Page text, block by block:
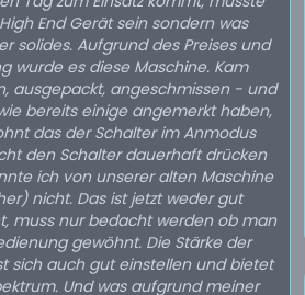
End Gerät sein sondern was
solides. Aufgrund des Preises und
wurde es diese Maschine. Kam
ausgepackt, angeschmissen - und
bereits einige angemerkt haben,
das der Schalter im Anmodus
den Schalter dauerhaft drücken
ich von unserer alten Maschine
nicht. Das ist jetzt weder gut
muss nur bedacht werden ob man
gewöhnt. Die Stärke der
sich auch gut einstellen und bietet
Und was aufgrund meiner